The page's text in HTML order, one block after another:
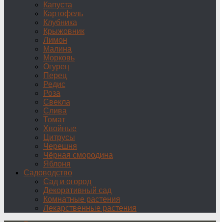
Капуста
Картофель
Клубника
Крыжовник
Лимон
Малина
Морковь
Огурец
Перец
Редис
Роза
Свекла
Слива
Томат
Хвойные
Цитрусы
Черешня
Чёрная смородина
Яблоня
Садоводство
Сад и огород
Декоративный сад
Комнатные растения
Лекарственные растения